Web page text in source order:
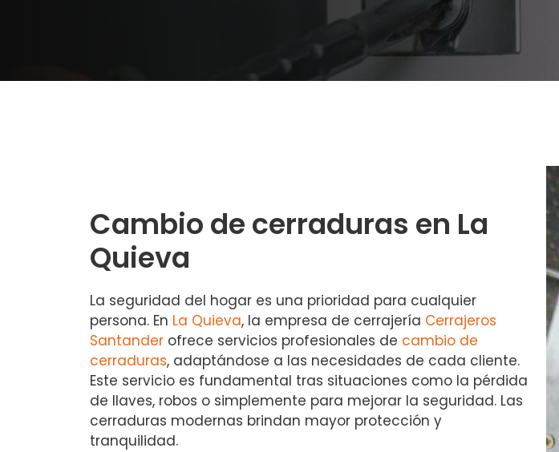
Cambio de cerraduras en La
Quieva
La seguridad del hogar es una prioridad para cualquier
persona. En La Quieva, la empresa de cerrajería Cerrajeros
Santander ofrece servicios profesionales de cambio de
cerraduras, adaptándose a las necesidades de cada cliente.
Este servicio es fundamental tras situaciones como la pérdida
de llaves, robos o simplemente para mejorar la seguridad. Las
cerraduras modernas brindan mayor protección y
tranquilidad.